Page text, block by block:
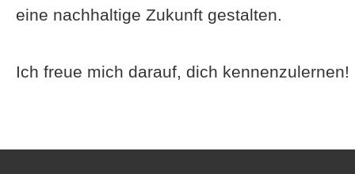
eine nachhaltige Zukunft gestalten.
Ich freue mich darauf, dich kennenzulernen!